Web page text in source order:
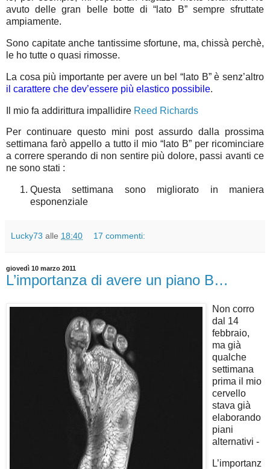
avuto delle gran belle botte di “lato B” sempre sfruttate
ampiamente.
Sono capitate anche tantissime sfortune, ma, chissà perchè,
le ho tutte o quasi rimosse.
La cosa più importante per avere un bel “lato B” è senz’altro
il carattere che dev’essere più elastico possibile.
Il mio fa addirittura impallidire Reed Richards
Per continuare questo mini post assurdo dalla prossima
settimana farò appello a tutto il mio “lato B” per ricominciare
a correre sperando di non sentire più dolore, passi avanti ce
ne sono stati :
Questa settimana sono migliorato in maniera
esponenziale
Lucky73 alle 18:40 17 commenti:
giovedì 10 marzo 2011
L’importanza di avere un piano B…
Non corro
dal 14
febbraio,
ma già
qualche
settimana
prima il mio
cervello
stava già
elaborando
piani
alternativi -
L’importanz